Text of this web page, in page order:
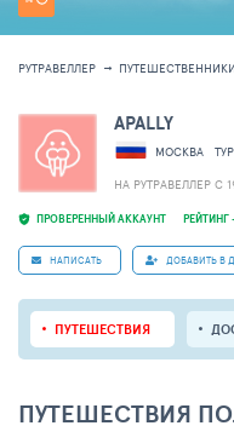
РУТРАВЕЛЛЕР ПУТЕШЕСТВЕННИКИ
ПРОВЕРЕННЫЙ АККАУНТ РЕЙТИНГ
APALLY
МОСКВА
НА РУТРАВЕЛЛЕР C
НАПИСАТЬ ДОБАВИТЬ В
ПУТЕШЕСТВИЯ
ПУТЕШЕСТВИЯ